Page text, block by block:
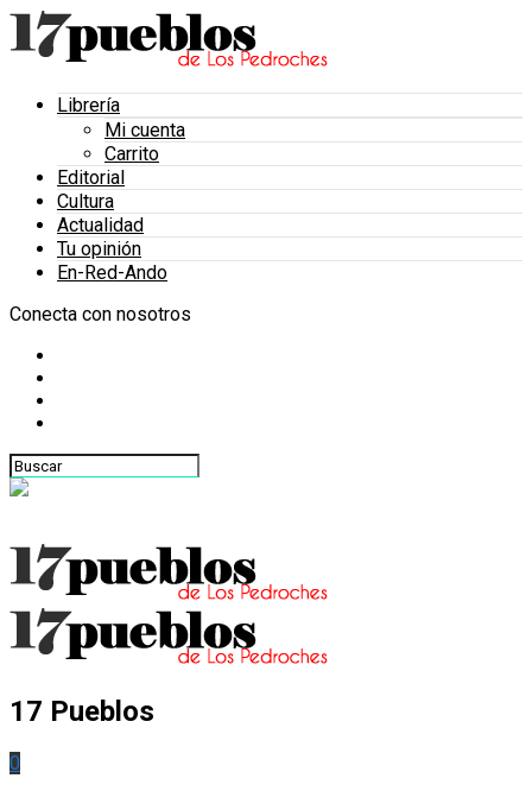
Librería
Mi cuenta
Carrito
Editorial
Cultura
Actualidad
Tu opinión
En-Red-Ando
Conecta con nosotros
17 Pueblos
0